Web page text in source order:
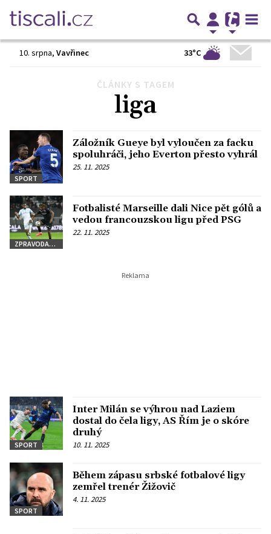
10. srpna, Vavřinec 33°C
ČLÁNKY S TAGEM
liga
SPORT
Záložník Gueye byl vyloučen za facku
spoluhráči, jeho Everton přesto vyhrál
25. 11. 2025
ZPRAVODAJSTVÍ
Fotbalisté Marseille dali Nice pět gólů a
vedou francouzskou ligu před PSG
22. 11. 2025
SPORT
Inter Milán se výhrou nad Laziem
dostal do čela ligy, AS Řím je o skóre
druhý
10. 11. 2025
SPORT
Během zápasu srbské fotbalové ligy
zemřel trenér Žižovič
4. 11. 2025
4 5 6 … 23